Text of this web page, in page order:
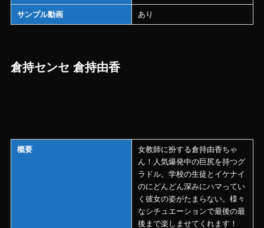
サンプル動画 あり
倉持センセ 倉持由香
概要
女教師に扮する倉持由香ちゃ
ん！人気爆発中の巨尻を持つグ
ラドル。学校の生徒とイケナイ
のにどんどん深みにハマってい
く彼女の姿がたまらない。様々
なシチュエーションで最後の最
後まで楽しませてくれます！